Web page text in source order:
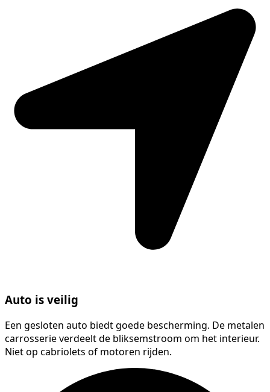
Auto is veilig
Een gesloten auto biedt goede bescherming. De metalen
carrosserie verdeelt de bliksemstroom om het interieur.
Niet op cabriolets of motoren rijden.